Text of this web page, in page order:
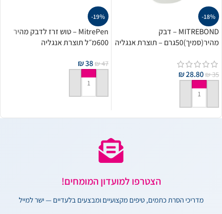
-18%
MITREBOND – דבק
מהיר(סמיך)50גרם – תוצרת אנגליה
₪35
₪28.80
הוספה לסל
-19%
MitrePen – טוש זרז לדבק מהיר
600מ״ל תוצרת אנגליה
₪47
₪38
הוספה לסל
הצטרפו למועדון המומחים!
מדריכי הסרת כתמים, טיפים מקצועיים ומבצעים בלעדיים — ישר למייל